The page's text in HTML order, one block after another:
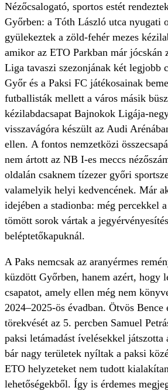
Nézőcsalogató, sportos estét
Győrben: a Tóth László utca nyugati
gyülekeztek a zöld-fehér mezes
amikor az ETO Parkban már jócskán
Liga tavaszi szezonjának két legjobb
Győr és a Paksi FC játékosainak
futballisták mellett a város másik
kézilabdacsapat Bajnokok Ligája-
visszavágóra készült az Audi
ellen. A fontos nemzetközi
nem ártott az NB I-es meccs
oldalán csaknem tízezer győri
valamelyik helyi kedvencének. Már
idejében a stadionba: még percekkel
tömött sorok vártak a
beléptetőkapuknál.
A Paks nemcsak az aranyérmes
küzdött Győrben, hanem azért, hogy
csapatot, amely ellen még nem
2024–2025-ös évadban. Ötvös
törekvését az 5. percben Samuel
paksi letámadást ívelésekkel játszotta
bár nagy területek nyíltak a paksi
ETO helyzeteket nem tudott
lehetőségekből. Így is érdemes